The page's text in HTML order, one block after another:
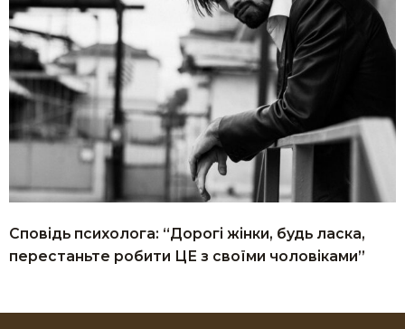
Сповідь психолога: “Дорогі жінки, будь ласка,
перестаньте робити ЦЕ з своїми чоловіками”